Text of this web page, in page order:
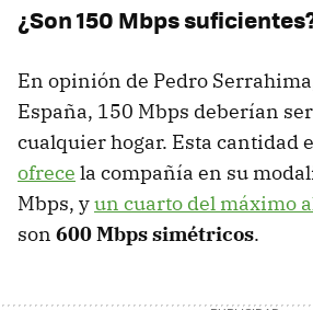
¿Son 150 Mbps
En opinión de Pedro
España, 150 Mbps deberían
cualquier hogar. Esta cantidad
ofrece la compañía en su
Mbps, yun cuarto del máximo
son 600 Mbps simétricos.